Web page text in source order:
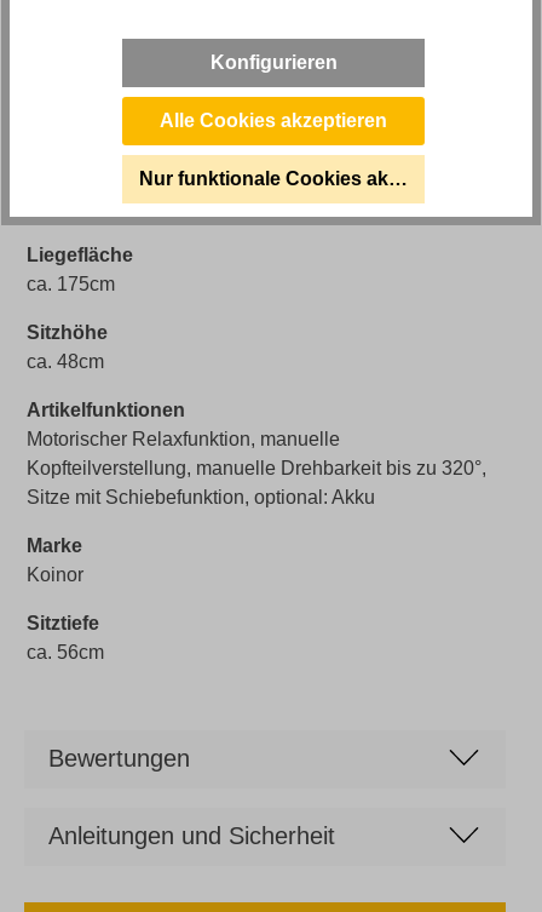
Relaxfunktion in Leder
Polstermaterial
Artikelabmessungen
Breite: ca. 240cm, Tiefe: ca. 104cm, Höhe: ca. 111cm
Liegefläche
ca. 175cm
Sitzhöhe
ca. 48cm
Artikelfunktionen
Motorischer Relaxfunktion, manuelle
Kopfteilverstellung, manuelle Drehbarkeit bis zu 320°,
Sitze mit Schiebefunktion, optional: Akku
Marke
Koinor
Sitztiefe
ca. 56cm
Bewertungen
Anleitungen und Sicherheit
Konfigurieren
Alle Cookies akzeptieren
Nur funktionale Cookies akzeptieren